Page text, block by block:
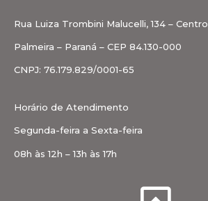
Rua Luiza Trombini Malucelli, 134 – Centro
Palmeira – Paraná – CEP 84.130-000
CNPJ: 76.179.829/0001-65
Horário de Atendimento
Segunda-feira a Sexta-feira
08h às 12h – 13h às 17h